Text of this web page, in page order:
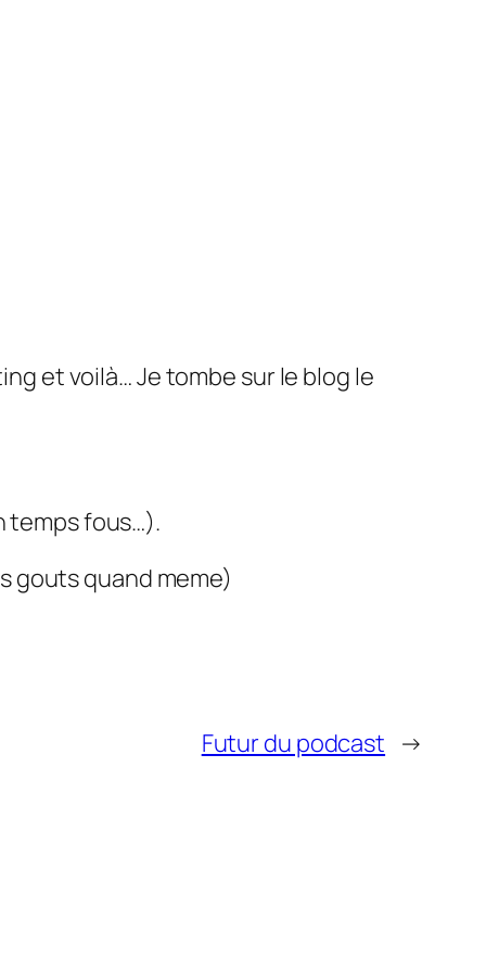
et voilà… Je tombe sur le blog le
temps fous…).
gouts quand meme)
Futur du podcast →